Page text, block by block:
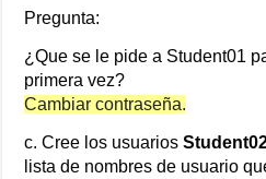
Pregunta:
¿Que se le pide a Student01
primera vez?
Cambiar contraseña.
c. Cree los usuarios
lista de nombres de usuario